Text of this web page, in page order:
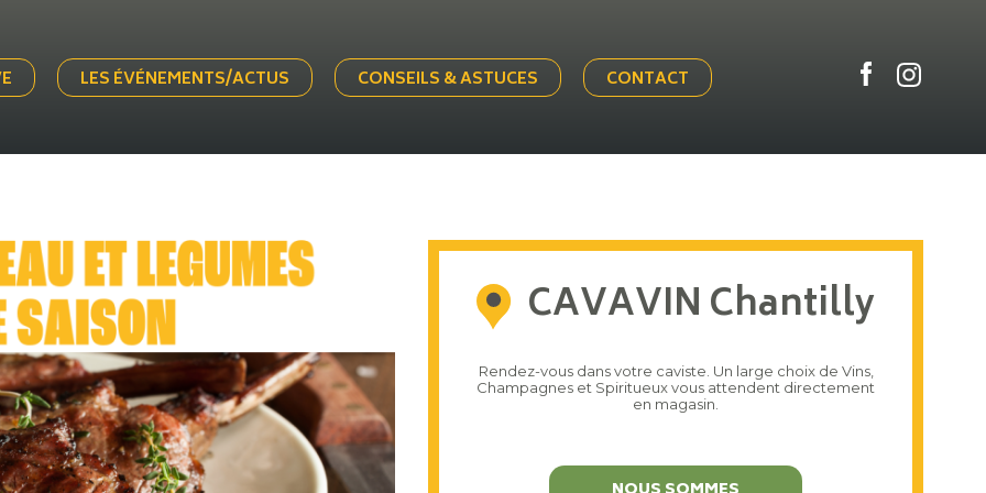
LES ÉVÉNEMENTS/ACTUS CONSEILS & ASTUCES CONTACT
CAVAVIN Chantilly
Rendez-vous dans votre caviste. Un large choix de Vins,
Champagnes et Spiritueux vous attendent directement
en magasin.